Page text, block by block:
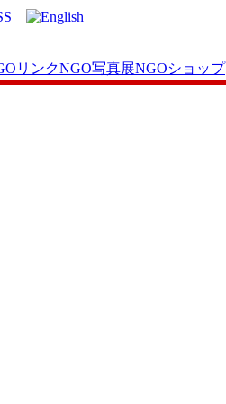
リンクNGO写真展NGOショップ